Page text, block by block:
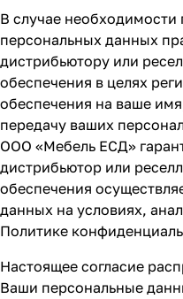
В случае
персональных данных
дистрибьютору или
обеспечения в целях
обеспечения на ваше
передачу ваших
ООО «Мебель ЕСД»
дистрибьютор или
обеспечения
данных на условиях,
Политике
Настоящее согласие
Ваши персональные